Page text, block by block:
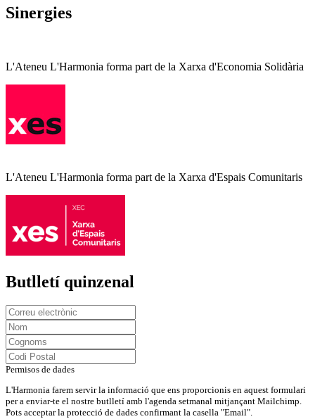
Sinergies
L'Ateneu L'Harmonia forma part de la Xarxa d'Economia Solidària
L'Ateneu L'Harmonia forma part de la Xarxa d'Espais Comunitaris
Butlletí quinzenal
Permisos de dades
L'Harmonia farem servir la informació que ens proporcionis en aquest formulari
per a enviar-te el nostre butlletí amb l'agenda setmanal mitjançant Mailchimp.
Pots acceptar la protecció de dades confirmant la casella "Email".